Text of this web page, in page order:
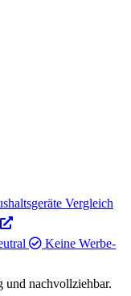
Vergleich
Keine Werbe-
und nachvollziehbar.